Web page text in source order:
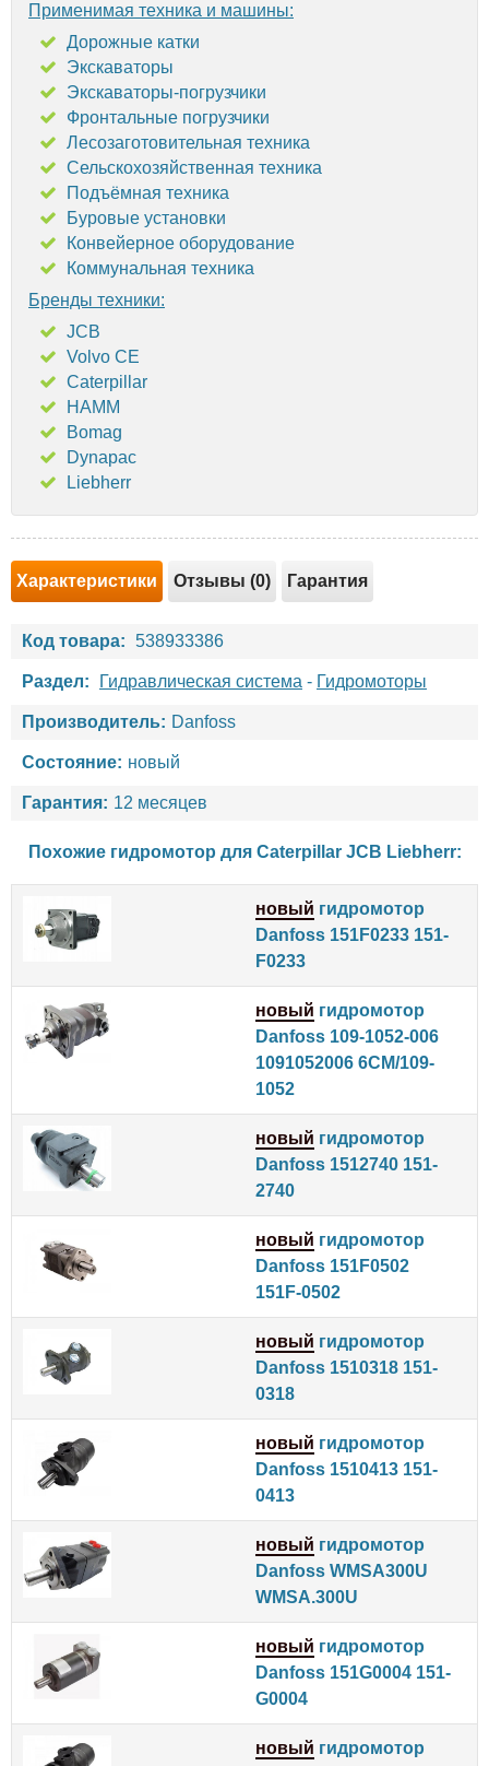
Применимая техника и машины:
Дорожные катки
Экскаваторы
Экскаваторы-погрузчики
Фронтальные погрузчики
Лесозаготовительная техника
Сельскохозяйственная техника
Подъёмная техника
Буровые установки
Конвейерное оборудование
Коммунальная техника
Бренды техники:
JCB
Volvo CE
Caterpillar
HAMM
Bomag
Dynapac
Liebherr
Характеристики Отзывы (0) Гарантия
Код товара: 538933386
Раздел: Гидравлическая система - Гидромоторы
Производитель: Danfoss
Состояние: новый
Гарантия: 12 месяцев
Похожие гидромотор для Caterpillar JCB Liebherr:
новый гидромотор
Danfoss 151F0233 151-
F0233
новый гидромотор
Danfoss 109-1052-006
1091052006 6CM/109-
1052
новый гидромотор
Danfoss 1512740 151-
2740
новый гидромотор
Danfoss 151F0502
151F-0502
новый гидромотор
Danfoss 1510318 151-
0318
новый гидромотор
Danfoss 1510413 151-
0413
новый гидромотор
Danfoss WMSA300U
WMSA.300U
новый гидромотор
Danfoss 151G0004 151-
G0004
новый гидромотор